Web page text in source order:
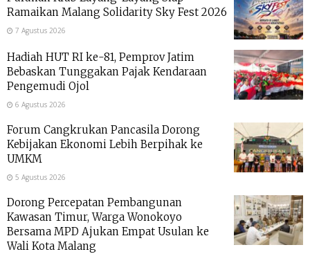
Ramaikan Malang Solidarity Sky Fest 2026
7 Agustus 2026
Hadiah HUT RI ke-81, Pemprov Jatim
Bebaskan Tunggakan Pajak Kendaraan
Pengemudi Ojol
6 Agustus 2026
Forum Cangkrukan Pancasila Dorong
Kebijakan Ekonomi Lebih Berpihak ke
UMKM
5 Agustus 2026
Dorong Percepatan Pembangunan
Kawasan Timur, Warga Wonokoyo
Bersama MPD Ajukan Empat Usulan ke
Wali Kota Malang